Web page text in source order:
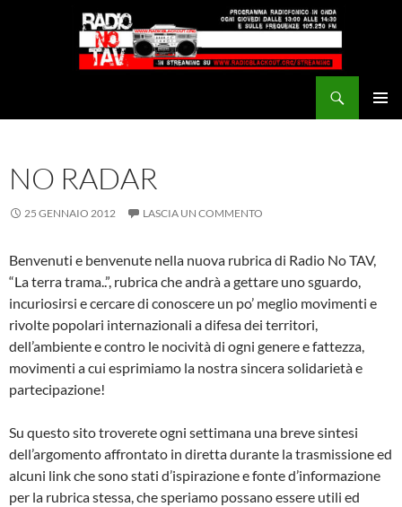
NO RADAR
25 GENNAIO 2012 LASCIA UN COMMENTO
Benvenuti e benvenute nella nuova rubrica di Radio No TAV,
“La terra trama..”, rubrica che andrà a gettare uno sguardo,
incuriosirsi e cercare di conoscere un po’ meglio movimenti e
rivolte popolari internazionali a difesa dei territori,
dell’ambiente e contro le nocività di ogni genere e fattezza,
movimenti a cui esprimiamo la nostra sincera solidarietà e
partecipazione!
Su questo sito troverete ogni settimana una breve sintesi
dell’argomento affrontato in diretta durante la trasmissione ed
alcuni link che sono stati d’ispirazione e fonte d’informazione
per la rubrica stessa, che speriamo possano essere utili ed